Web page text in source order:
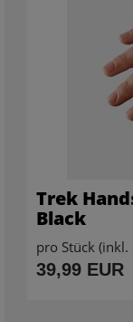
Trek
Black
pro Stück (inkl.
39,99 EUR